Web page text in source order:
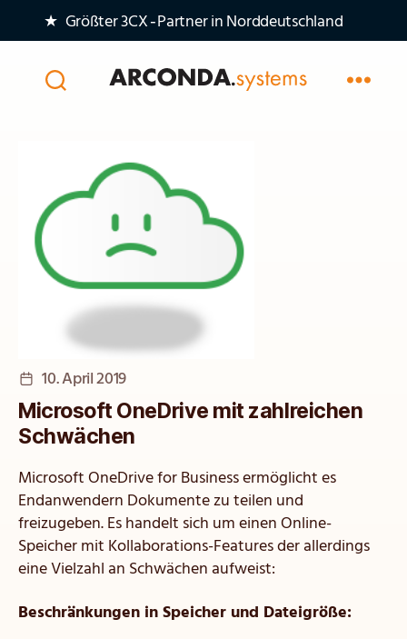
★ Größter 3CX‑Partner in Norddeutschland
Veröffentlichungsdatum
10. April 2019
Microsoft OneDrive mit zahlreichen
Schwächen
Microsoft OneDrive for Business ermöglicht es
Endanwendern Dokumente zu teilen und
freizugeben. Es handelt sich um einen Online-
Speicher mit Kollaborations-Features der allerdings
eine Vielzahl an Schwächen aufweist:
Beschränkungen in Speicher und Dateigröße: